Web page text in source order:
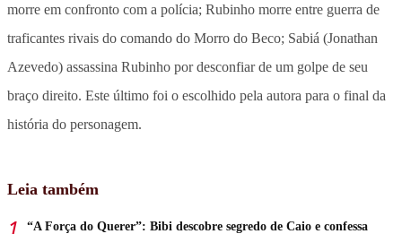
morre em confronto com a polícia; Rubinho morre entre guerra de
traficantes rivais do comando do Morro do Beco; Sabiá (Jonathan
Azevedo) assassina Rubinho por desconfiar de um golpe de seu
braço direito. Este último foi o escolhido pela autora para o final da
história do personagem.
Leia também
“A Força do Querer”: Bibi descobre segredo de Caio e confessa